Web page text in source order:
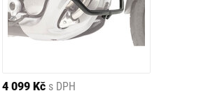
4 099 Kč s DPH